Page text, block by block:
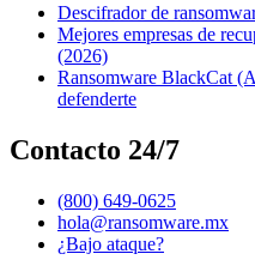
Descifrador de
Mejores empresas de
(2026)
Ransomware BlackCat
defenderte
Contacto 24/7
(800) 649-0625
hola@ransomware.mx
¿Bajo ataque?